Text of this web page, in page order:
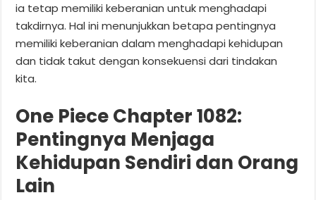
ia tetap memiliki keberanian untuk menghadapi
takdirnya. Hal ini menunjukkan betapa pentingnya
memiliki keberanian dalam menghadapi kehidupan
dan tidak takut dengan konsekuensi dari tindakan
kita.
One Piece Chapter 1082:
Pentingnya Menjaga
Kehidupan Sendiri dan Orang
Lain